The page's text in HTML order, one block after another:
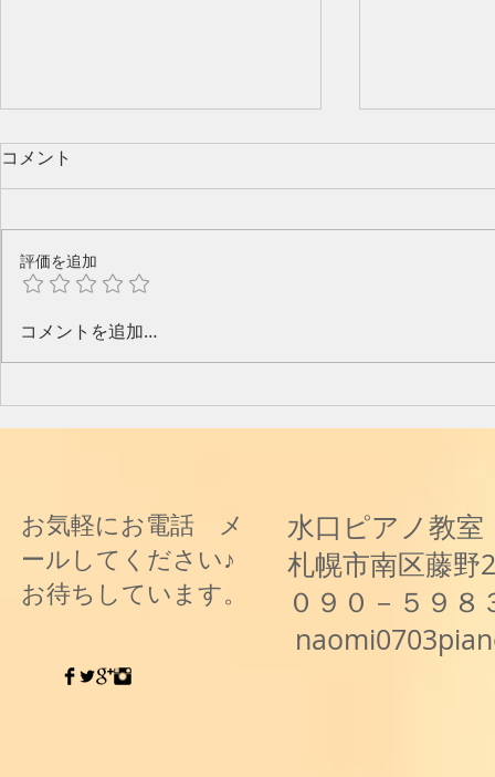
コメント
評価を追加
コメントを追加…
お気軽にお電話 メ
ールしてください♪
お待ちしています。
水口ピアノ教室
札幌市南区藤野
０９０－５９８